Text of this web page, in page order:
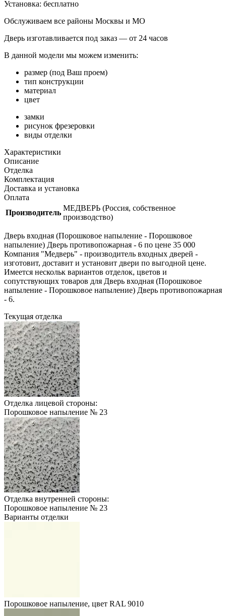
Установка: бесплатно
Обслуживаем все районы Москвы и МО
Дверь изготавливается под заказ — от 24 часов
В данной модели мы можем изменить:
размер (под Ваш проем)
тип конструкции
материал
цвет
замки
рисунок фрезеровки
виды отделки
Характеристики
Описание
Отделка
Комплектация
Доставка и установка
Оплата
Производитель
МЕДВЕРЬ (Россия, собственное
производство)
Дверь входная (Порошковое напыление - Порошковое
напыление) Дверь противопожарная - 6 по цене 35 000
Компания "Медверь" - производитель входных дверей -
изготовит, доставит и установит двери по выгодной цене.
Имеется нескольк вариантов отделок, цветов и
сопутствующих товаров для Дверь входная (Порошковое
напыление - Порошковое напыление) Дверь противопожарная
- 6.
Текущая отделка
Отделка лицевой стороны:
Порошковое напыление № 23
Отделка внутренней стороны:
Порошковое напыление № 23
Варианты отделки
Порошковое напыление, цвет RAL 9010